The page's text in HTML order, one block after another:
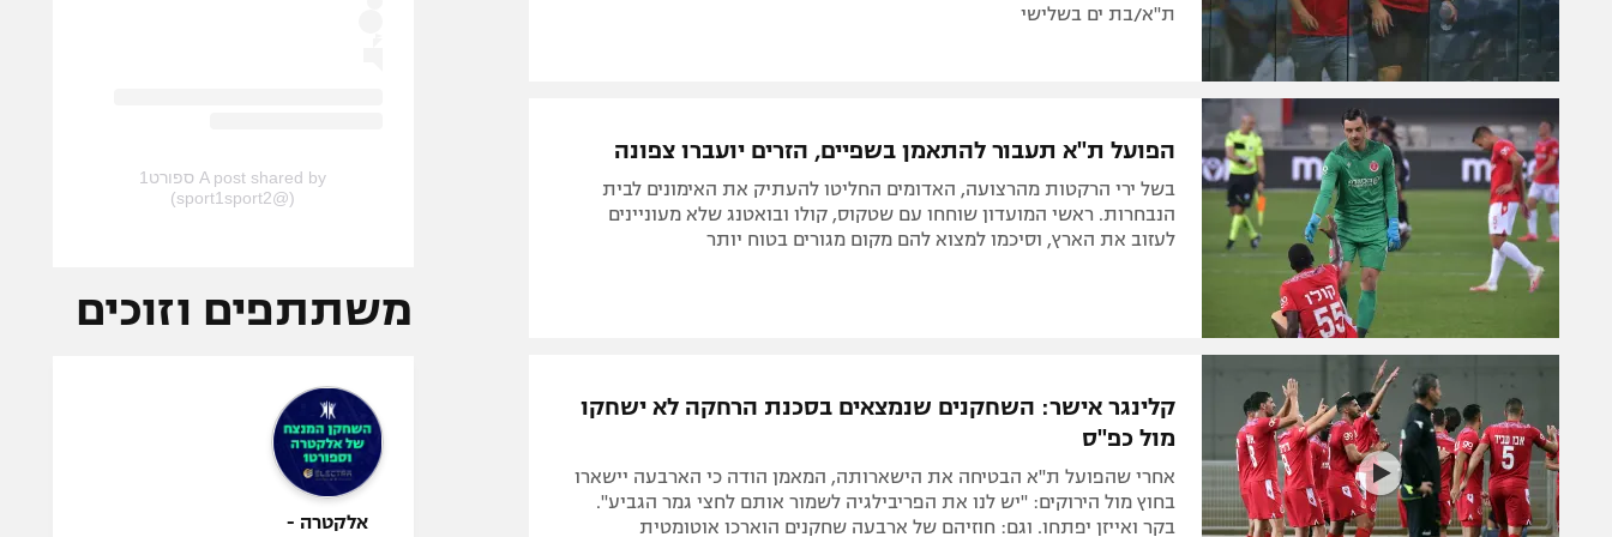
ת"א/בת ים בשלישי
הפועל ת"א תעבור להתאמן בשפיים, הזרים יועברו צפונה
בשל ירי הרקטות מהרצועה, האדומים החליטו להעתיק את האימונים לבית
הנבחרות. ראשי המועדון שוחחו עם שטקוס, קולו ובואטנג שלא מעוניינים
לעזוב את הארץ, וסיכמו למצוא להם מקום מגורים בטוח יותר
קלינגר אישר: השחקנים שנמצאים בסכנת הרחקה לא ישחקו
מול כפ"ס
אחרי שהפועל ת"א הבטיחה את הישארותה, המאמן הודה כי הארבעה יישארו
בחוץ מול הירוקים: "יש לנו את הפריבילגיה לשמור אותם לחצי גמר הגביע".
בקר ואייזן יפתחו. וגם: חוזיהם של ארבעה שחקנים הוארכו אוטומטית
A post shared by ספורט1
(@sport1sport2)
משתתפים וזוכים
אלקטרה -